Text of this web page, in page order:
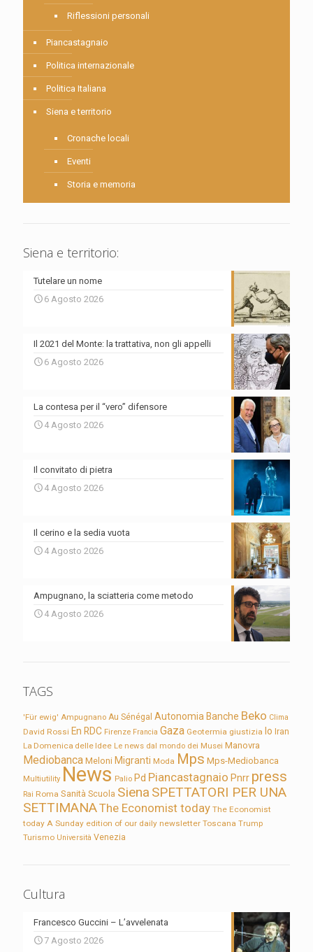
Riflessioni personali
Piancastagnaio
Politica internazionale
Politica Italiana
Siena e territorio
Cronache locali
Eventi
Storia e memoria
Siena e territorio:
Tutelare un nome
6 Agosto 2026
Il 2021 del Monte: la trattativa, non gli appelli
6 Agosto 2026
La contesa per il “vero” difensore
4 Agosto 2026
Il convitato di pietra
4 Agosto 2026
Il cerino e la sedia vuota
4 Agosto 2026
Ampugnano, la sciatteria come metodo
4 Agosto 2026
TAGS
'Für ewig' Ampugnano Au Sénégal Autonomia Banche Beko Clima
David Rossi En RDC Firenze Francia Gaza Geotermia giustizia Io Iran
La Domenica delle Idee Le news dal mondo dei Musei Manovra
Mediobanca Meloni Migranti Moda Mps Mps-Mediobanca
Multiutility News Palio Pd Piancastagnaio Pnrr press
Rai Roma Sanità Scuola Siena SPETTATORI PER UNA
SETTIMANAThe Economist today The Economist
today A Sunday edition of our daily newsletter Toscana Trump
Turismo Università Venezia
Cultura
Francesco Guccini – L’avvelenata
7 Agosto 2026